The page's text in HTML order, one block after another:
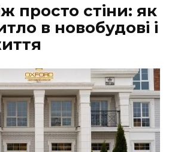
просто стіни: як
в новобудові і